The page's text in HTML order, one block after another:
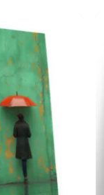
€